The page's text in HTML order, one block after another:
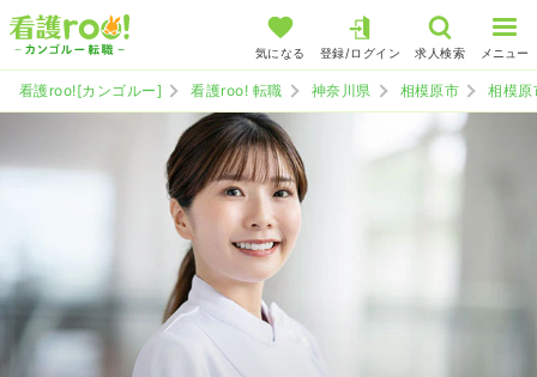
気になる 登録/ログイン 求人検索 メニュー
看護roo![カンゴルー] 看護roo! 転職 神奈川県 相模原市 相模原